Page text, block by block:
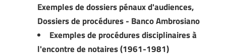
Exemples de dossiers pénaux d'audiences,
Dossiers de procédures - Banco Ambrosiano
Exemples de procédures disciplinaires à
l'encontre de notaires (1961-1981)